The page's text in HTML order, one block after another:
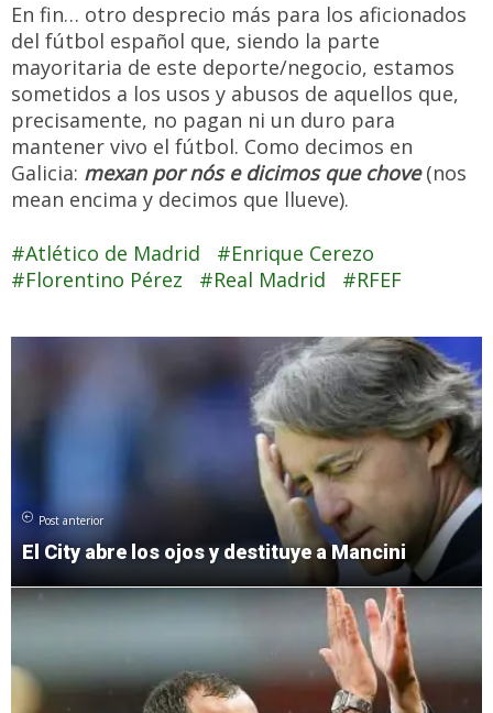
En fin… otro desprecio más para los aficionados
del fútbol español que, siendo la parte
mayoritaria de este deporte/negocio, estamos
sometidos a los usos y abusos de aquellos que,
precisamente, no pagan ni un duro para
mantener vivo el fútbol. Como decimos en
Galicia: mexan por nós e dicimos que chove(nos
mean encima y decimos que llueve).
Atlético de Madrid
Enrique Cerezo
Florentino Pérez
Real Madrid RFEF
Post anterior
El City abre los ojos y destituye a Mancini